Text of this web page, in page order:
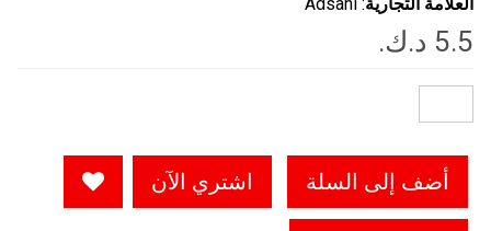
أضف إلى السلة اشتري الآن